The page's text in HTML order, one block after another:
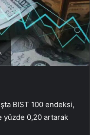
BIST 100 endeksi,
yüzde 0,20 artarak